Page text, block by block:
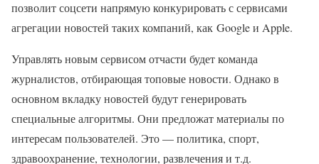
позволит соцсети напрямую конкурировать с сервисами
агрегации новостей таких компаний, как Google и Apple.
Управлять новым сервисом отчасти будет команда
журналистов, отбирающая топовые новости. Однако в
основном вкладку новостей будут генерировать
специальные алгоритмы. Они предложат материалы по
интересам пользователей. Это — политика, спорт,
здравоохранение, технологии, развлечения и т.д.